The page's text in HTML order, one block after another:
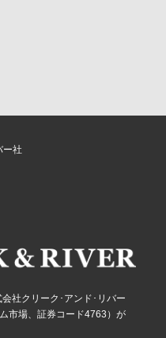
ー社
社クリーク･アンド･リバー
市場、証券コード4763）が